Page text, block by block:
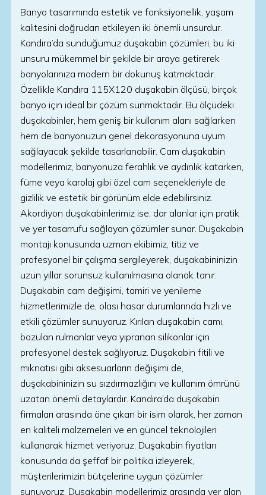
Banyo tasarımında estetik ve fonksiyonellik, yaşam
kalitesini doğrudan etkileyen iki önemli unsurdur.
Kandıra’da sunduğumuz duşakabin çözümleri, bu iki
unsuru mükemmel bir şekilde bir araya getirerek
banyolarınıza modern bir dokunuş katmaktadır.
Özellikle Kandıra 115X120 duşakabin ölçüsü, birçok
banyo için ideal bir çözüm sunmaktadır. Bu ölçüdeki
duşakabinler, hem geniş bir kullanım alanı sağlarken
hem de banyonuzun genel dekorasyonuna uyum
sağlayacak şekilde tasarlanabilir. Cam duşakabin
modellerimiz, banyonuza ferahlık ve aydınlık katarken,
füme veya karolaj gibi özel cam seçenekleriyle de
gizlilik ve estetik bir görünüm elde edebilirsiniz.
Akordiyon duşakabinlerimiz ise, dar alanlar için pratik
ve yer tasarrufu sağlayan çözümler sunar. Duşakabin
montajı konusunda uzman ekibimiz, titiz ve
profesyonel bir çalışma sergileyerek, duşakabininizin
uzun yıllar sorunsuz kullanılmasına olanak tanır.
Duşakabin cam değişimi, tamiri ve yenileme
hizmetlerimizle de, olası hasar durumlarında hızlı ve
etkili çözümler sunuyoruz. Kırılan duşakabin camı,
bozulan rulmanlar veya yıpranan silikonlar için
profesyonel destek sağlıyoruz. Duşakabin fitili ve
mıknatısı gibi aksesuarların değişimi de,
duşakabininizin su sızdırmazlığını ve kullanım ömrünü
uzatan önemli detaylardır. Kandıra’da duşakabin
firmaları arasında öne çıkan bir isim olarak, her zaman
en kaliteli malzemeleri ve en güncel teknolojileri
kullanarak hizmet veriyoruz. Duşakabin fiyatları
konusunda da şeffaf bir politika izleyerek,
müşterilerimizin bütçelerine uygun çözümler
sunuyoruz. Duşakabin modellerimiz arasında yer alan